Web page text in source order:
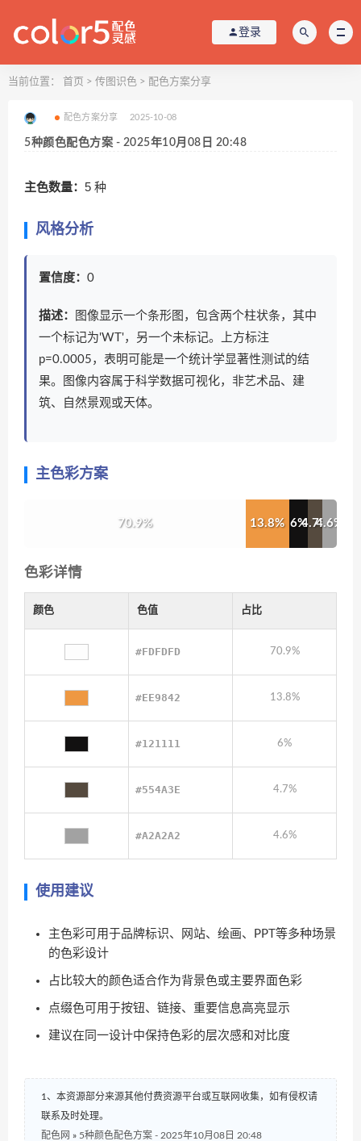
登录
当前位置： 首页 > 传图识色 > 配色方案分享
配色方案分享 2025-10-08
5种颜色配色方案 - 2025年10月08日 20:48
主色数量： 5 种
风格分析
置信度： 0
描述：
图像显示一个条形图，包含两个柱状条，其中
一个标记为'WT'，另一个未标记。上方标注
p=0.0005，表明可能是一个统计学显著性测试的结
果。图像内容属于科学数据可视化，非艺术品、建
筑、自然景观或天体。
主色彩方案
70.9% 13.8% 6%4.7%
4.6%
色彩详情
颜色 色值 占比
#FDFDFD 70.9%
#EE9842 13.8%
#121111 6%
#554A3E 4.7%
#A2A2A2 4.6%
使用建议
主色彩可用于品牌标识、网站、绘画、PPT等多种场景
的色彩设计
占比较大的颜色适合作为背景色或主要界面色彩
点缀色可用于按钮、链接、重要信息高亮显示
建议在同一设计中保持色彩的层次感和对比度
1、本资源部分来源其他付费资源平台或互联网收集，如有侵权请
联系及时处理。
配色网 » 5种颜色配色方案 - 2025年10月08日 20:48